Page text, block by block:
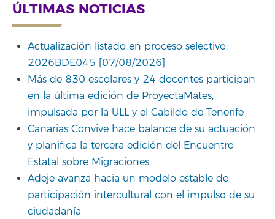
ÚLTIMAS NOTICIAS
Actualización listado en proceso selectivo:
2026BDE045 [07/08/2026]
Más de 830 escolares y 24 docentes participan
en la última edición de ProyectaMates,
impulsada por la ULL y el Cabildo de Tenerife
Canarias Convive hace balance de su actuación
y planifica la tercera edición del Encuentro
Estatal sobre Migraciones
Adeje avanza hacia un modelo estable de
participación intercultural con el impulso de su
ciudadanía